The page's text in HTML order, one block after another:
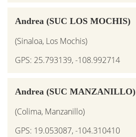
Andrea (SUC LOS MOCHIS)
(Sinaloa, Los Mochis)
GPS: 25.793139, -108.992714
Andrea (SUC MANZANILLO)
(Colima, Manzanillo)
GPS: 19.053087, -104.310410